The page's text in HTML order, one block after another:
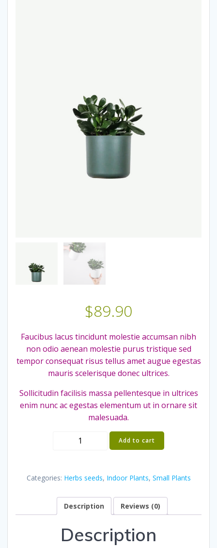
$89.90
Faucibus lacus tincidunt molestie accumsan nibh
non odio aenean molestie purus tristique sed
tempor consequat risus tellus amet augue egestas
mauris scelerisque donec ultrices.
Sollicitudin facilisis massa pellentesque in ultrices
enim nunc ac egestas elementum ut in ornare sit
malesuada.
Ficus
Add to cart
Categories: Herbs seeds, Indoor Plants, Small Plants
Description Reviews (0)
Description